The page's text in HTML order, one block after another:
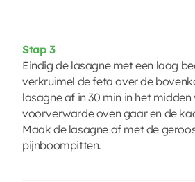
Stap 3
Eindig de lasagne met een laag
verkruimel de feta over de
lasagne af in 30 min in het midden
voorverwarde oven gaar en de
Maak de lasagne af met de
pijnboompitten.